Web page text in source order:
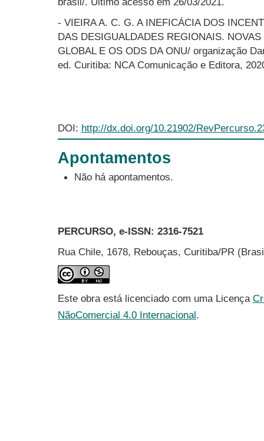
- VIEIRA A. C. G. A INEFICÁCIA DOS
DAS DESIGUALDADES REGIONAIS.
GLOBAL E OS ODS DA ONU/ organização
ed. Curitiba: NCA Comunicação e Editora,
DOI: http://dx.doi.org/10.21902/
Apontamentos
Não há apontamentos.
PERCURSO, e-ISSN: 2316-7521
Rua Chile, 1678, Rebouças, Curitiba/PR
Este obra está licenciado com uma Licença
NãoComercial 4.0 Internacional.